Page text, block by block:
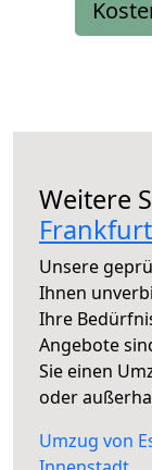
Weitere
Unsere
Ihnen
Ihre
Angebote
Sie einen
oder
Umzug von